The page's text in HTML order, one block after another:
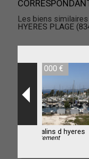
Les biens similaires
HYERES PLAGE